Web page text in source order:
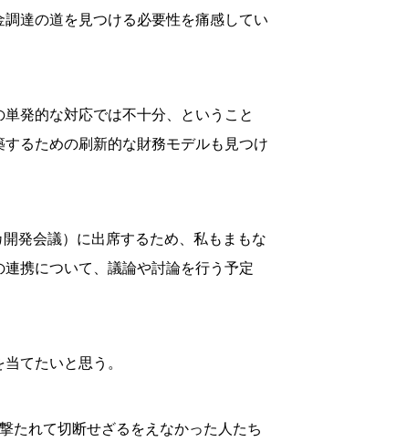
達の道を見つける必要性を痛感してい
発的な対応では不十分、ということ
るための刷新的な財務モデルも見つけ
発会議）に出席するため、私もまもな
携について、議論や討論を行う予定
てたいと思う。
たれて切断せざるをえなかった人たち